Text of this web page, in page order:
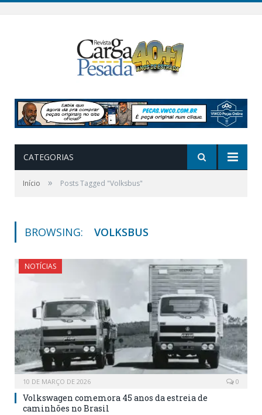
CATEGORIAS
Início » Posts Tagged "Volksbus"
BROWSING: VOLKSBUS
NOTÍCIAS
10 DE MARÇO DE 2026 0
Volkswagen comemora 45 anos da estreia de
caminhões no Brasil